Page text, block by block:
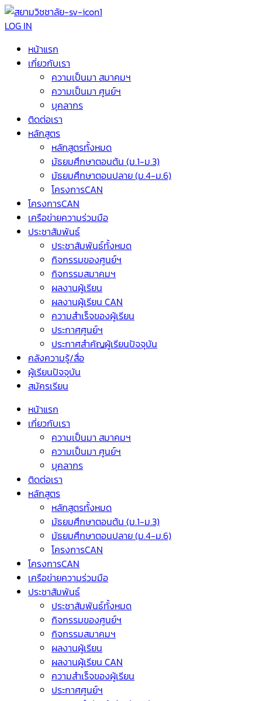
LOG IN
หน้าแรก
เกี่ยวกับเรา
ความเป็นมา สมาคมฯ
ความเป็นมา ศูนย์ฯ
บุคลากร
ติดต่อเรา
หลักสูตร
หลักสูตรทั้งหมด
มัธยมศึกษาตอนต้น (ม.1-ม.3)
มัธยมศึกษาตอนปลาย (ม.4-ม.6)
โครงการCAN
โครงการCAN
เครือข่ายความร่วมมือ
ประชาสัมพันธ์
ประชาสัมพันธ์ทั้งหมด
กิจกรรมของศูนย์ฯ
กิจกรรมสมาคมฯ
ผลงานผู้เรียน
ผลงานผู้เรียน CAN
ความสำเร็จของผู้เรียน
ประกาศศูนย์ฯ
ประกาศสำคัญผู้เรียนปัจจุบัน
คลังความรู้/สื่อ
ผู้เรียนปัจจุบัน
สมัครเรียน
หน้าแรก
เกี่ยวกับเรา
ความเป็นมา สมาคมฯ
ความเป็นมา ศูนย์ฯ
บุคลากร
ติดต่อเรา
หลักสูตร
หลักสูตรทั้งหมด
มัธยมศึกษาตอนต้น (ม.1-ม.3)
มัธยมศึกษาตอนปลาย (ม.4-ม.6)
โครงการCAN
โครงการCAN
เครือข่ายความร่วมมือ
ประชาสัมพันธ์
ประชาสัมพันธ์ทั้งหมด
กิจกรรมของศูนย์ฯ
กิจกรรมสมาคมฯ
ผลงานผู้เรียน
ผลงานผู้เรียน CAN
ความสำเร็จของผู้เรียน
ประกาศศูนย์ฯ